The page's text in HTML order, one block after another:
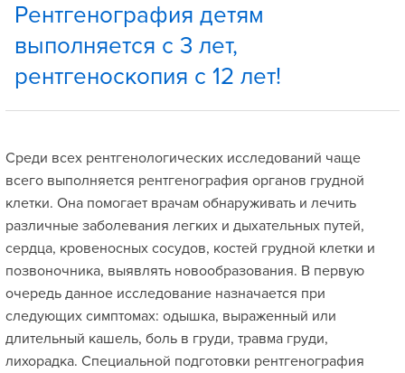
Рентгенография детям
выполняется с 3 лет,
рентгеноскопия с 12 лет!
Среди всех рентгенологических исследований чаще
всего выполняется рентгенография органов грудной
клетки. Она помогает врачам обнаруживать и лечить
различные заболевания легких и дыхательных путей,
сердца, кровеносных сосудов, костей грудной клетки и
позвоночника, выявлять новообразования. В первую
очередь данное исследование назначается при
следующих симптомах: одышка, выраженный или
длительный кашель, боль в груди, травма груди,
лихорадка. Специальной подготовки рентгенография